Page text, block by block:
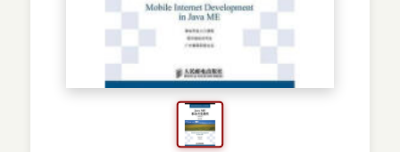
预订书籍